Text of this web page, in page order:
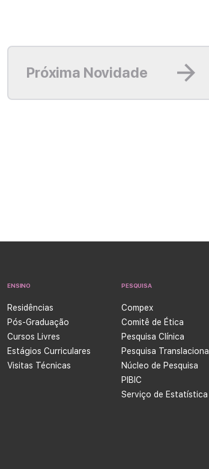
Próxima Novidade
ENSINO
Residências
Pós-Graduação
Cursos Livres
Estágios Curriculares
Visitas Técnicas
PESQUISA
Compex
Comitê de Ética
Pesquisa Clínica
Pesquisa Translacional
Núcleo de Pesquisa
PIBIC
Serviço de Estatística